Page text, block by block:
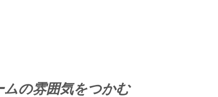
ムの雰囲気をつかむ